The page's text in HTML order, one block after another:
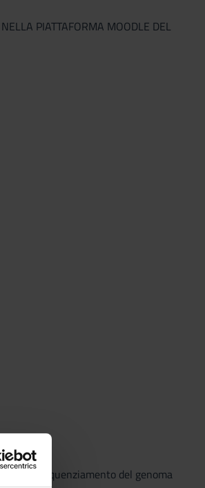
PIATTAFORMA MOODLE DEL
di sequenziamento del genoma